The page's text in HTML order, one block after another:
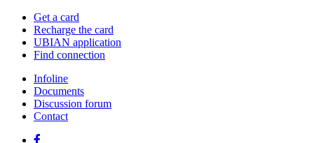
Get a card
Recharge the card
UBIAN application
Find connection
Infoline
Documents
Discussion forum
Contact